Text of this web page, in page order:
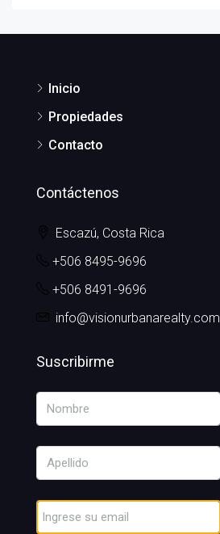
Inicio
Propiedades
Contacto
Contáctenos
Escazú, Costa Rica
+506 8495-9696
+506 8491-9696
info@visionurbanarealty.com
Suscribirme